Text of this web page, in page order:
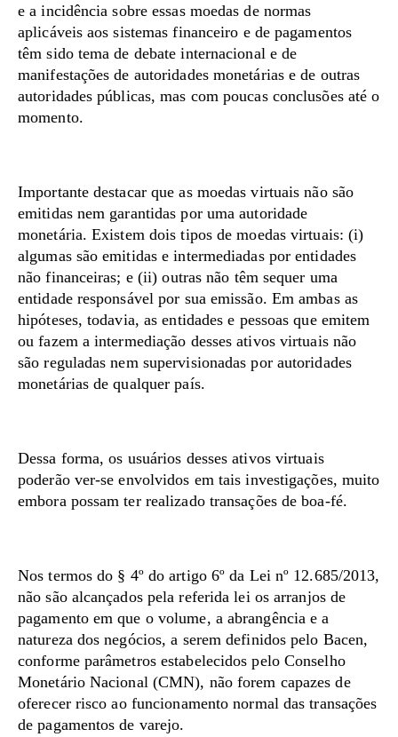
e a incidência sobre essas moedas de normas
aplicáveis aos sistemas financeiro e de pagamentos
têm sido tema de debate internacional e de
manifestações de autoridades monetárias e de outras
autoridades públicas, mas com poucas conclusões até o
momento.
Importante destacar que as moedas virtuais não são
emitidas nem garantidas por uma autoridade
monetária. Existem dois tipos de moedas virtuais: (i)
algumas são emitidas e intermediadas por entidades
não financeiras; e (ii) outras não têm sequer uma
entidade responsável por sua emissão. Em ambas as
hipóteses, todavia, as entidades e pessoas que emitem
ou fazem a intermediação desses ativos virtuais não
são reguladas nem supervisionadas por autoridades
monetárias de qualquer país.
Dessa forma, os usuários desses ativos virtuais
poderão ver-se envolvidos em tais investigações, muito
embora possam ter realizado transações de boa-fé.
Nos termos do § 4º do artigo 6º da Lei nº 12.685/2013,
não são alcançados pela referida lei os arranjos de
pagamento em que o volume, a abrangência e a
natureza dos negócios, a serem definidos pelo Bacen,
conforme parâmetros estabelecidos pelo Conselho
Monetário Nacional (CMN), não forem capazes de
oferecer risco ao funcionamento normal das transações
de pagamentos de varejo.